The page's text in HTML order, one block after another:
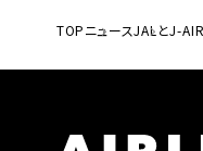
TOPニュースJALとJ-